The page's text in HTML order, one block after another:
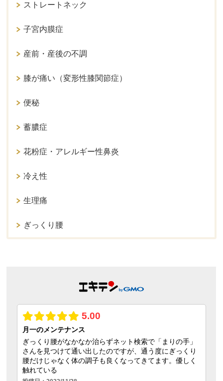
ストレートネック
子宮内膜症
産前・産後の不調
膝が痛い（変形性膝関節症）
便秘
蓄膿症
花粉症・アレルギー性鼻炎
冷え性
生理痛
ぎっくり腰